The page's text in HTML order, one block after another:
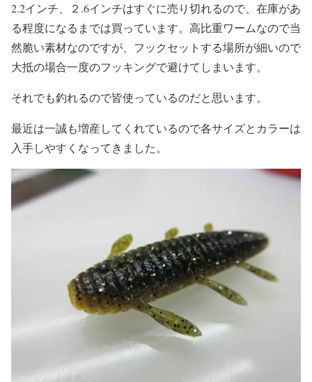
2.2インチ、２.6インチはすぐに売り切れるので、在庫があ
る程度になるまでは買っています。高比重ワームなので当
然脆い素材なのですが、フックセットする場所が細いので
大抵の場合一度のフッキングで避けてしまいます。
それでも釣れるので皆使っているのだと思います。
最近は一誠も増産してくれているので各サイズとカラーは
入手しやすくなってきました。